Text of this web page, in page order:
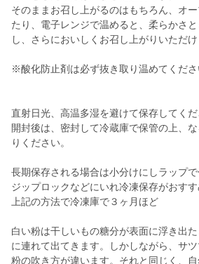
そのままお召し上がるのはもちろん、オ
たり、電子レンジで温めると、柔らかさ
し、さらにおいしくお召し上がりいただ
※酸化防止剤は必ず抜き取り温めてくだ
直射日光、高温多湿を避けて保存してくだ
開封後は、密封して冷蔵庫で保管の上、
りください。
長期保存される場合は小分けにしラップで
ジップロックなどにいれ冷凍保存がおすす
上記の方法で冷凍庫で３ヶ月ほど
白い粉は干しいもの糖分が表面に浮き出
に連れて出てきます。しかしながら、サ
粉の吹き方が違います。それと同じく、